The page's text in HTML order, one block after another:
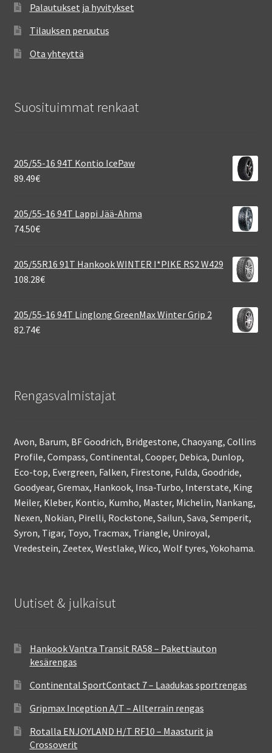
Palautukset ja hyvitykset
Tilauksen peruutus
Ota yhteyttä
Suosituimmat renkaat
205/55-16 94T Kontio IcePaw
89.49€
205/55-16 94T Lappi Jää-Ahma
74.50€
205/55R16 91T Hankook WINTER I*PIKE RS2 W429
108.28€
205/55-16 94T Linglong GreenMax Winter Grip 2
82.74€
Rengasvalmistajat
Avon, Barum, BF Goodrich, Bridgestone, Chaoyang, Collins
Profile, Compass, Continental, Cooper, Debica, Dunlop,
Eco-top, Evergreen, Falken, Firestone, Fulda, Goodride,
Goodyear, Gremax, Hankook, Insa-Turbo, Interstate, King
Meiler, Kleber, Kontio, Kumho, Master, Michelin, Nankang,
Nexen, Nokian, Pirelli, Rockstone, Sailun, Sava, Semperit,
Syron, Tigar, Toyo, Tracmax, Triangle, Uniroyal,
Vredestein, Zeetex, Westlake, Wico, Wolf tyres, Yokohama.
Uutiset & julkaisut
Hankook Vantra Transit RA58 – Pakettiauton
kesärengas
Continental SportContact 7 – Laadukas sportrengas
Gripmax Inception A/T – Allterrain rengas
Rotalla ENJOYLAND H/T RF10 – Maasturit ja
Crossoverit